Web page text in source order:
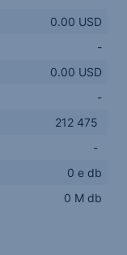
0.00 USD
-
0.00 USD
-
212 475
-
0 e db
0 M db